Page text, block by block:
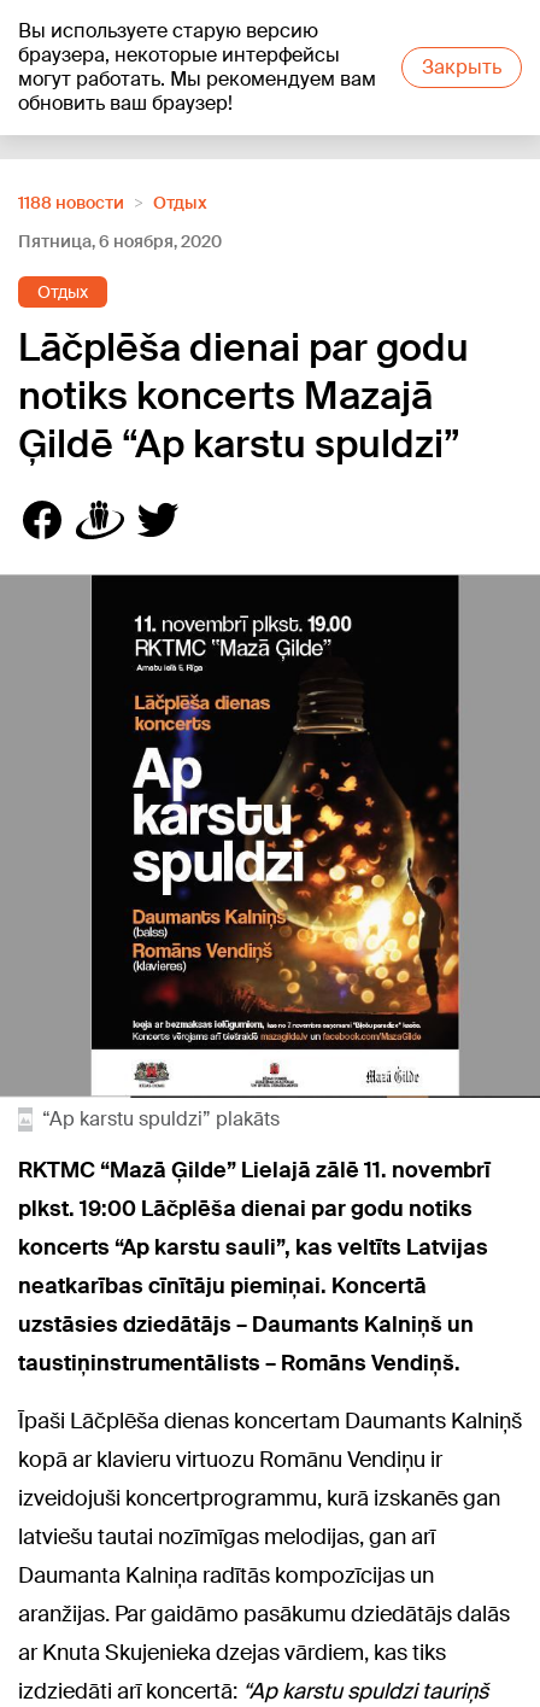
Вы используете старую версию
браузера, некоторые интерфейсы
могут работать. Мы рекомендуем вам
обновить ваш браузер!
Закрыть
+20°C
1188 новости
Отдых
Пятница, 6 ноября, 2020
Отдых
Lāčplēša dienai par godu
notiks koncerts Mazajā
Ģildē “Ap karstu spuldzi”
“Ap karstu spuldzi” plakāts
RKTMC “Mazā Ģilde” Lielajā zālē 11. novembrī
plkst. 19:00 Lāčplēša dienai par godu notiks
koncerts “Ap karstu sauli”, kas veltīts Latvijas
neatkarības cīnītāju piemiņai. Koncertā
uzstāsies dziedātājs – Daumants Kalniņš un
taustiņinstrumentālists – Romāns Vendiņš.
Īpaši Lāčplēša dienas koncertam Daumants Kalniņš
kopā ar klavieru virtuozu Romānu Vendiņu ir
izveidojuši koncertprogrammu, kurā izskanēs gan
latviešu tautai nozīmīgas melodijas, gan arī
Daumanta Kalniņa radītās kompozīcijas un
aranžijas. Par gaidāmo pasākumu dziedātājs dalās
ar Knuta Skujenieka dzejas vārdiem, kas tiks
izdziedāti arī koncertā: “Ap karstu spuldzi tauriņš